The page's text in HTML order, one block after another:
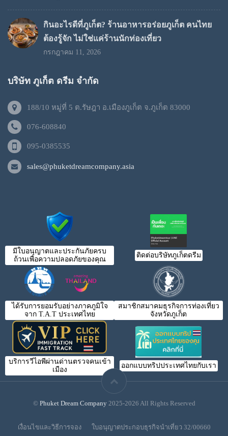
กินอะไรดีที่ภูเก็ต? ร้านอาหารอร่อยภูเก็ต คนไทย
ต้องรู้จัก ไม่ใช่แค่ร้านนักท่องเที่ยว
กรกฎาคม 11, 2026
บริษัท ภูเก็ต ดรีม จำกัด
188/10 หมู่ที่ 5 ต.รัษฎา อ.เมืองภูเก็ต จ.ภูเก็ต 83000
076-608840
095-0385535
sales@phuketdreamcompany.asia
มีใบอนุญาตและประกันภัยครบ
ถ้วนเพื่อความปลอดภัยของคุณ
ติดต่อบริษัทภูเก็ตดรีม
ได้รับการยอมรับอย่างภาคภูมิใจ
จาก T.A.T ประเทศไทย
สมาชิกสมาคมธุรกิจการท่องเที่ยว
จังหวัดภูเก็ต
บริการวีไอพีผ่านด่านตรวจคนเข้า
เมือง
ออกแบบทริปประเทศไทยกับเรา
© Phuket Dream Company2025-2026 All Rights Reserved
เงื่อนไขและวิธีการจอง ใบอนุญาตประกอบธุรกิจนำเที่ยว 32/00660